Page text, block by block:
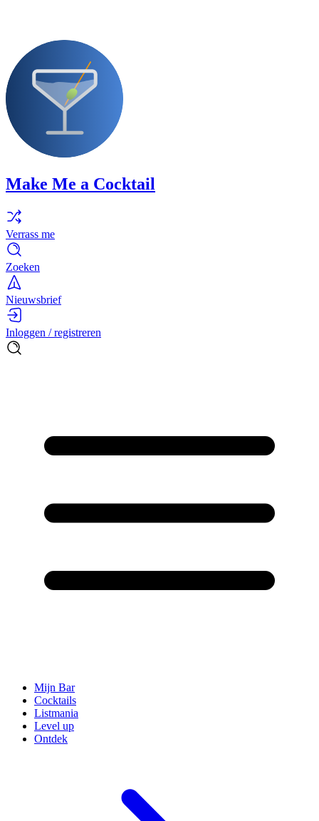
Make Me a Cocktail
Verrass me
Zoeken
Nieuwsbrief
Inloggen / registreren
Mijn Bar
Cocktails
Listmania
Level up
Ontdek